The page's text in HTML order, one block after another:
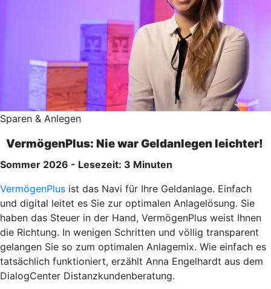
Sparen & Anlegen
VermögenPlus: Nie war Geldanlegen leichter!
Sommer 2026 - Lesezeit: 3 Minuten
VermögenPlus ist das Navi für Ihre Geldanlage. Einfach
und digital leitet es Sie zur optimalen Anlagelösung. Sie
haben das Steuer in der Hand, VermögenPlus weist Ihnen
die Richtung. In wenigen Schritten und völlig transparent
gelangen Sie so zum optimalen Anlagemix. Wie einfach es
tatsächlich funktioniert, erzählt Anna Engelhardt aus dem
DialogCenter Distanzkundenberatung.